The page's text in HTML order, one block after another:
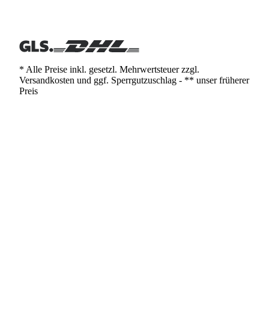
* Alle Preise inkl. gesetzl. Mehrwertsteuer zzgl.
Versandkosten und ggf. Sperrgutzuschlag - ** unser früherer
Preis